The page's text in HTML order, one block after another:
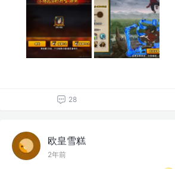
28
欧皇雪糕
2年前